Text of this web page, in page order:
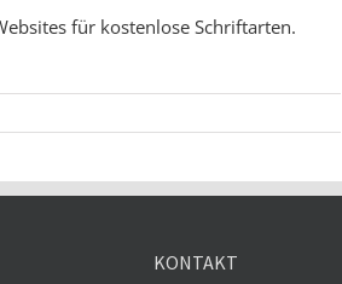
für kostenlose Schriftarten.
KONTAKT